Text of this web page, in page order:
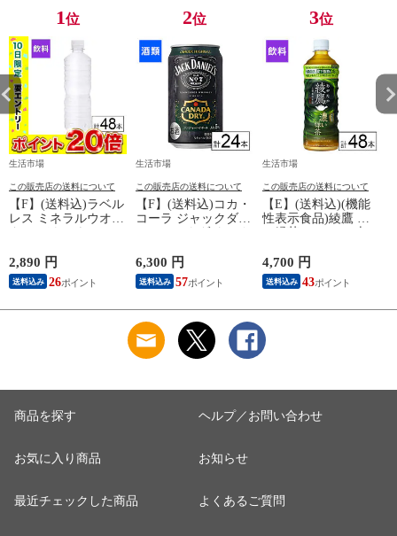
1位
生活市場
この販売店の送料について
【F】(送料込)ラベル
レス ミネラルウオー
本《沖縄・離島配送
不可》
2,890 円
送料込み 26
2位
生活市場
この販売店の送料について
【F】(送料込)コカ・
コーラ ジャックダニ
ル 350ml×24本《沖
縄・離島配送不可》
6,300 円
送料込み 57
3位
生活市場
この販売店の送料について
【E】(送料込)(機能
性表示食品)綾鷹 濃
可》
4,700 円
送料込み 43
商品を探す
お気に入り商品
最近チェックした商品
ヘルプ／お問い合わせ
お知らせ
よくあるご質問